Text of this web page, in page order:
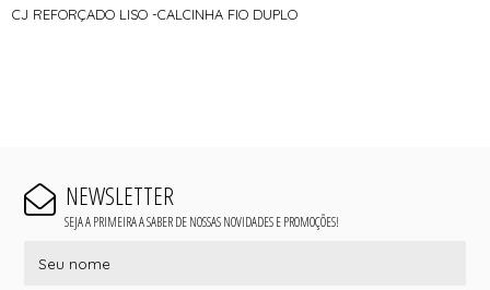
CJ REFORÇADO LISO -CALCINHA FIO DUPLO
NEWSLETTER
SEJA A PRIMEIRA A SABER DE NOSSAS NOVIDADES E PROMOÇÕES!